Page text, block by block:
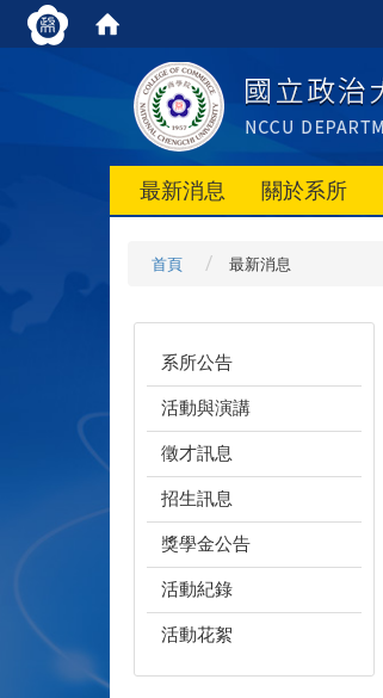
最新消息 關於系所
首頁 最新消息
系所公告
活動與演講
徵才訊息
招生訊息
獎學金公告
活動紀錄
活動花絮